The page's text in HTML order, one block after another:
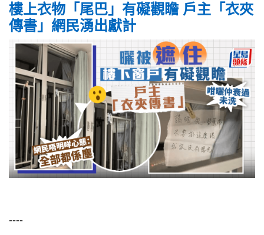
樓上衣物「尾巴」有礙觀瞻 戶主「衣夾
傳書」網民湧出獻計
----